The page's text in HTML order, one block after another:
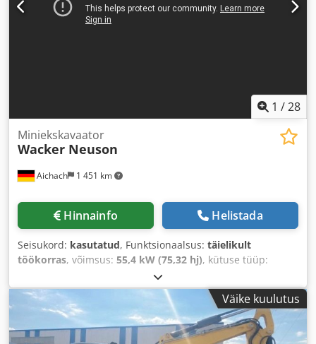
1 /28
Aichach 1 451 km
Miniekskavaator
Wacker Neuson
Hinnainfo Helistada
Seisukord: kasutatud, Funktsionaalsus: täielikult
töökorras, võimsus: 55,4 kW (75,32 hj), kütuse tüüp:
, töökaal:9 370 kg
töötunnid:2 990 h, Varustus:kliimaseade, kummist
roomikud, reguleeritav noolkraana, tagurduskaamera,
Väike kuulutus